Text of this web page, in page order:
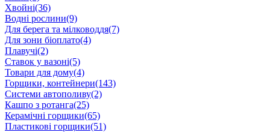
Хвойні(36)
Водні рослини(9)
Для берега та мілководдя(7)
Для зони біоплато(4)
Плавучі(2)
Ставок у вазоні(5)
Товари для дому(4)
Горщики, контейнери(143)
Системи автополиву(2)
Кашпо з ротанга(25)
Керамічні горщики(65)
Пластикові горщики(51)